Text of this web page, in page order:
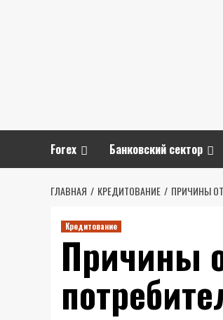
Forex Банковский сектор
ГЛАВНАЯ КРЕДИТОВАНИЕ ПРИЧИНЫ
Кредитование
Причины